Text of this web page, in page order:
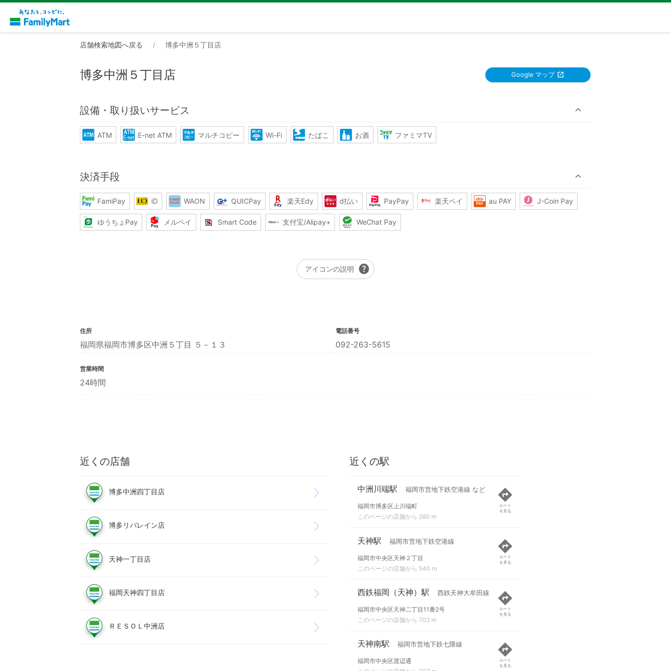
店舗検索地図へ戻る 博多中洲５丁目店
博多中洲５丁目店 Google マップ
設備・取り扱いサービス
ATM E-net ATM マルチコピー Wi-Fi たばこ お酒 ファミマTV
決済手段
FamiPay iD WAON QUICPay 楽天Edy d払い PayPay 楽天ペイ au PAY J-Coin Pay
ゆうちょPay メルペイ Smart Code 支付宝/Alipay+ WeChat Pay
アイコンの説明 help
住所
福岡県福岡市博多区中洲５丁目 ５－１３
電話番号
092-263-5615
営業時間
24時間
近くの店舗
博多中洲四丁目店
博多リバレイン店
天神一丁目店
福岡天神四丁目店
ＲＥＳＯＬ中洲店
近くの駅
中洲川端駅 福岡市営地下鉄空港線 など
福岡市博多区上川端町
このページの店舗から 260 m
ルート
を見る
天神駅 福岡市営地下鉄空港線
福岡市中央区天神２丁目
このページの店舗から 540 m
ルート
を見る
西鉄福岡（天神）駅 西鉄天神大牟田線
福岡市中央区天神二丁目11番2号
このページの店舗から 702 m
ルート
を見る
天神南駅 福岡市営地下鉄七隈線
福岡市中央区渡辺通
ルート
を見る